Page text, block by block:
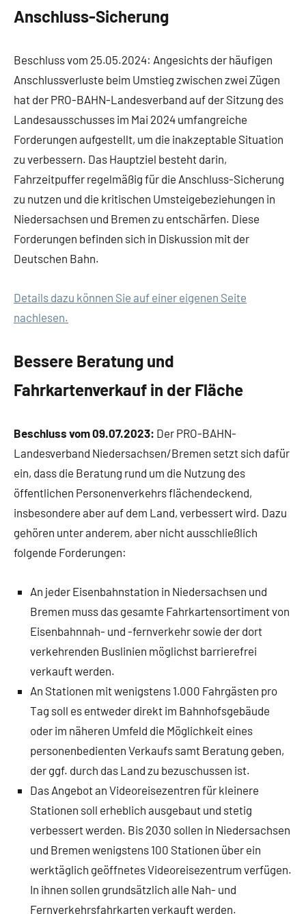
Anschluss-Sicherung
Beschluss vom 25.05.2024: Angesichts der häufigen
Anschlussverluste beim Umstieg zwischen zwei Zügen
hat der PRO-BAHN-Landesverband auf der Sitzung des
Landesausschusses im Mai 2024 umfangreiche
Forderungen aufgestellt, um die inakzeptable Situation
zu verbessern. Das Hauptziel besteht darin,
Fahrzeitpuffer regelmäßig für die Anschluss-Sicherung
zu nutzen und die kritischen Umsteigebeziehungen in
Niedersachsen und Bremen zu entschärfen. Diese
Forderungen befinden sich in Diskussion mit der
Deutschen Bahn.
Details dazu können Sie auf einer eigenen Seite
nachlesen.
Bessere Beratung und
Fahrkartenverkauf in der Fläche
Beschluss vom 09.07.2023: Der PRO-BAHN-
Landesverband Niedersachsen/Bremen setzt sich dafür
ein, dass die Beratung rund um die Nutzung des
öffentlichen Personenverkehrs flächendeckend,
insbesondere aber auf dem Land, verbessert wird. Dazu
gehören unter anderem, aber nicht ausschließlich
folgende Forderungen:
An jeder Eisenbahnstation in Niedersachsen und
Bremen muss das gesamte Fahrkartensortiment von
Eisenbahnnah- und -fernverkehr sowie der dort
verkehrenden Buslinien möglichst barrierefrei
verkauft werden.
An Stationen mit wenigstens 1.000 Fahrgästen pro
Tag soll es entweder direkt im Bahnhofsgebäude
oder im näheren Umfeld die Möglichkeit eines
personenbedienten Verkaufs samt Beratung geben,
der ggf. durch das Land zu bezuschussen ist.
Das Angebot an Videoreisezentren für kleinere
Stationen soll erheblich ausgebaut und stetig
verbessert werden. Bis 2030 sollen in Niedersachsen
und Bremen wenigstens 100 Stationen über ein
werktäglich geöffnetes Videoreisezentrum verfügen.
In ihnen sollen grundsätzlich alle Nah- und
Fernverkehrsfahrkarten verkauft werden.